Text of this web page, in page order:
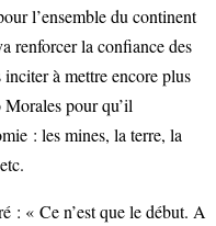
l’ensemble du continent
renforcer la confiance des
à mettre encore plus
pour qu’il
: les mines, la terre, la
: « Ce n’est que le début. A